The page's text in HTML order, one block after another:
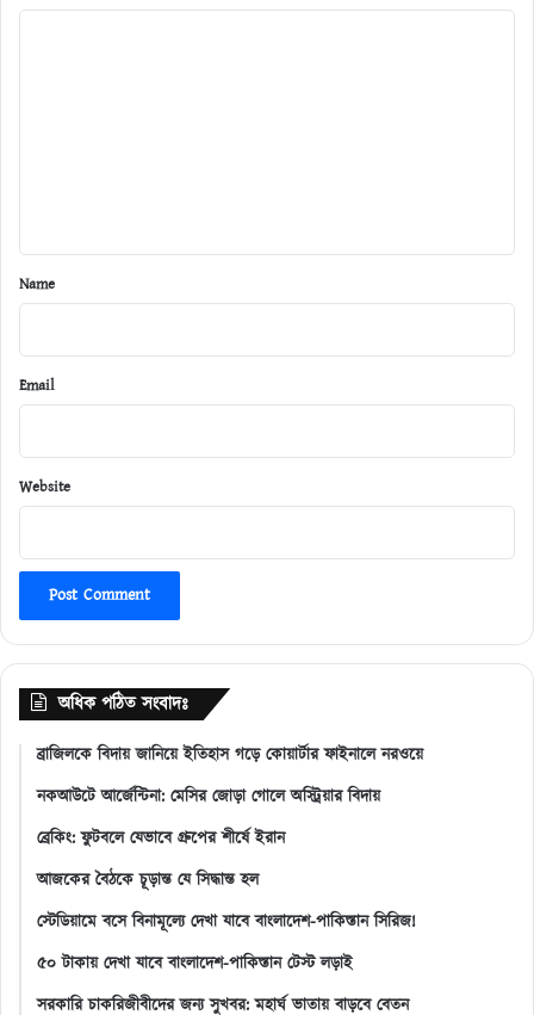
*
Name
Email
Website
অধিক পঠিত সংবাদঃ
ব্রাজিলকে বিদায় জানিয়ে ইতিহাস গড়ে কোয়ার্টার ফাইনালে নরওয়ে
নকআউটে আর্জেন্টিনা: মেসির জোড়া গোলে অস্ট্রিয়ার বিদায়
ব্রেকিং: ফুটবলে যেভাবে গ্রুপের শীর্ষে ইরান
আজকের বৈঠকে চূড়ান্ত যে সিদ্ধান্ত হল
স্টেডিয়ামে বসে বিনামূল্যে দেখা যাবে বাংলাদেশ-পাকিস্তান সিরিজ!
৫০ টাকায় দেখা যাবে বাংলাদেশ-পাকিস্তান টেস্ট লড়াই
সরকারি চাকরিজীবীদের জন্য সুখবর: মহার্ঘ ভাতায় বাড়বে বেতন